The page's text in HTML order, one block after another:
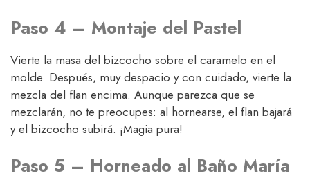
Paso 4 – Montaje del Pastel
Vierte la masa del bizcocho sobre el caramelo en el
molde. Después, muy despacio y con cuidado, vierte la
mezcla del flan encima. Aunque parezca que se
mezclarán, no te preocupes: al hornearse, el flan bajará
y el bizcocho subirá. ¡Magia pura!
Paso 5 – Horneado al Baño María